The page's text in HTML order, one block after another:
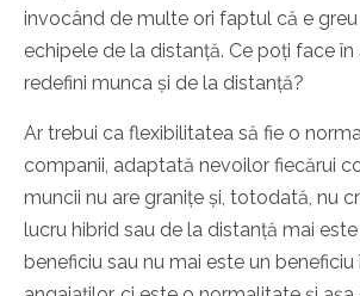
invocând de multe ori faptul că e
echipele de la distanță. Ce poți face
redefini munca și de la distanță?
Ar trebui ca flexibilitatea să fie o
companii, adaptată nevoilor fiecărui
muncii nu are granițe și, totodată, nu
lucru hibrid sau de la distanță mai
beneficiu sau nu mai este un beneficiu